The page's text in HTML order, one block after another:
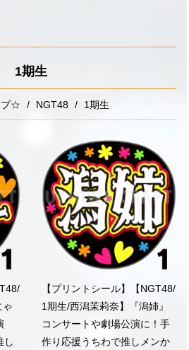
1期生
プ☆ NGT48 1期生
ゃ
し
【プリントシール】【NGT48/
1期生/西潟茉莉奈】『潟姉』
コンサートや劇場公演に！手
作り応援うちわで推しメンか